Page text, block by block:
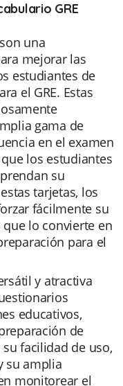
GRE
una
mejorar las
estudiantes de
el GRE. Estas
gama de
en el examen
los estudiantes
su
tarjetas, los
fácilmente su
lo convierte en
para el
y atractiva
educativos,
de
facilidad de uso,
su amplia
monitorear el